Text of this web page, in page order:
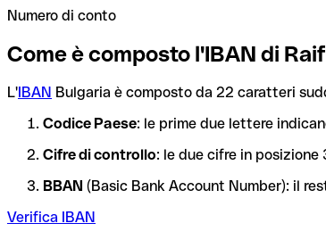
Numero di conto
Come è composto l'IBAN di
L'IBAN Bulgaria è composto da 22 caratteri
Codice Paese: le prime due lettere
Cifre di controllo: le due cifre in
BBAN (Basic Bank Account Number): il
Verifica IBAN